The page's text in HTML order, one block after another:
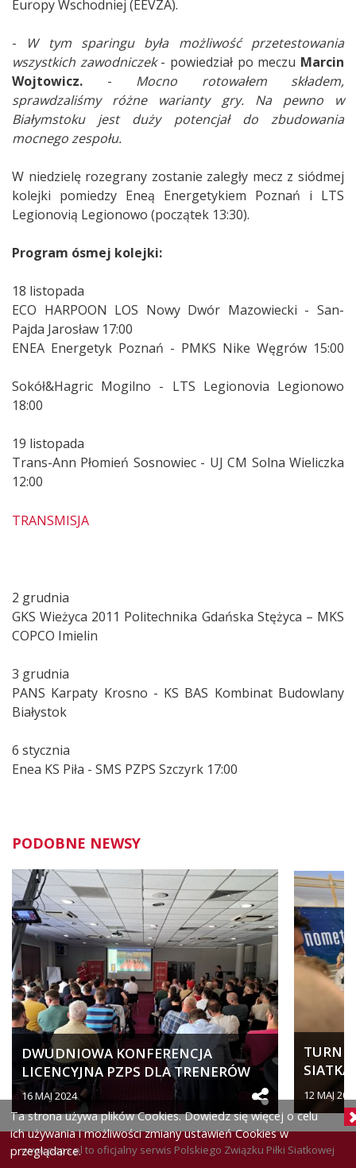
Ta strona używa plików Cookies. Dowiedz się więcej o celu
ich używania i możliwości zmiany ustawień Cookies w
przeglądarce.
Europy Wschodniej (EEVZA).
-
W tym sparingu była możliwość przetestowania
wszystkich zawodniczek- powiedział po meczu Marcin
Wojtowicz. - Mocno rotowałem składem,
sprawdzaliśmy różne warianty gry. Na pewno w
Białymstoku jest duży potencjał do zbudowania
mocnego zespołu.
W niedzielę rozegrany zostanie zaległy mecz z siódmej
kolejki pomiedzy Eneą Energetykiem Poznań i LTS
Legionovią Legionowo (początek 13:30).
Program ósmej kolejki:
18 listopada
ECO HARPOON LOS Nowy Dwór Mazowiecki - San-
Pajda Jarosław 17:00
ENEA Energetyk Poznań - PMKS Nike Węgrów 15:00
Sokół&Hagric Mogilno - LTS Legionovia Legionowo
18:00
19 listopada
Trans-Ann Płomień Sosnowiec - UJ CM Solna Wieliczka
12:00
TRANSMISJA
2 grudnia
GKS Wieżyca 2011 Politechnika Gdańska Stężyca – MKS
COPCO Imielin
3 grudnia
PANS Karpaty Krosno - KS BAS Kombinat Budowlany
Białystok
6 stycznia
Enea KS Piła - SMS PZPS Szczyrk 17:00
PODOBNE NEWSY
DWUDNIOWA KONFERENCJA
LICENCYJNA PZPS DLA TRENERÓW
SZCZEBLA...
16 MAJ 2024 12 MAJ
www.pzps.pl to oficjalny serwis Polskiego Związku Piłki Siatkowej